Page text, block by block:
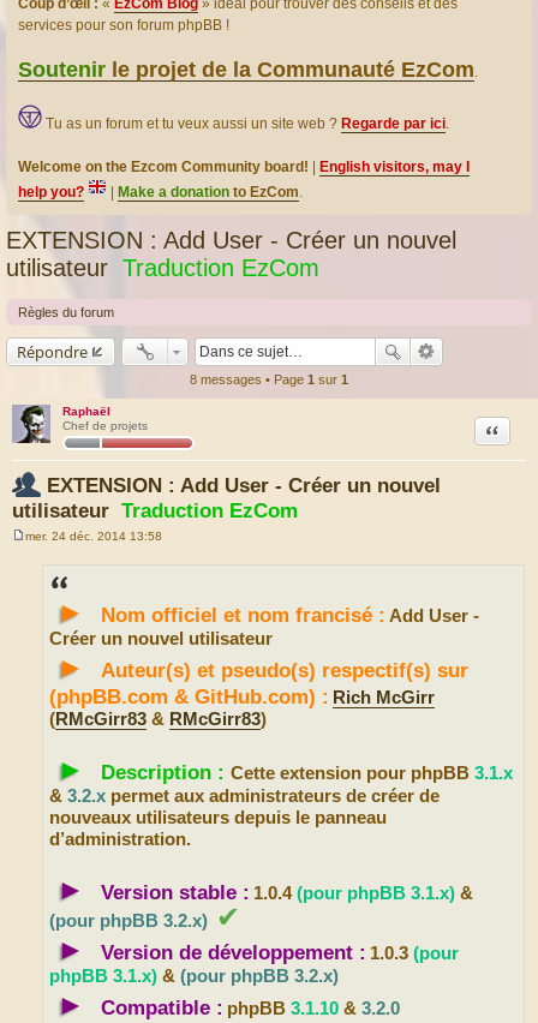
Coup d’œil : « EzCom Blog » idéal pour trouver des conseils et des
services pour son forum phpBB !
Soutenir le projet de la Communauté EzCom.
Tu as un forum et tu veux aussi un site web ? Regarde par ici.
Welcome on the Ezcom Community board!
English visitors, may I
help you?
Make a donation to EzCom.
EXTENSION : Add User - Créer un nouvel
utilisateur Traduction EzCom
Règles du forum
Répondre
8 messages • Page 1 sur 1
Raphaël
Chef de projets
EXTENSION : Add User - Créer un nouvel
utilisateur Traduction EzCom
Citation
mer. 24 déc. 2014 13:58
► Nom officiel et nom francisé : Add User -
Créer un nouvel utilisateur
►
Auteur(s) et pseudo(s) respectif(s) sur
(phpBB.com & GitHub.com) : Rich McGirr
(RMcGirr83 & RMcGirr83)
► Description : Cette extension pour phpBB 3.1.x
& 3.2.x permet aux administrateurs de créer de
nouveaux utilisateurs depuis le panneau
d’administration.
► Version stable : 1.0.4(pour phpBB 3.1.x) &
(pour phpBB 3.2.x) ✔
►
Version de développement : 1.0.3 (pour
phpBB 3.1.x) & (pour phpBB 3.2.x)
► Compatible : phpBB 3.1.10 & 3.2.0